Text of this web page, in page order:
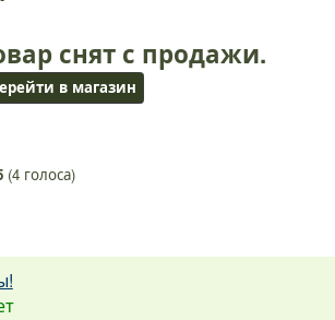
снят с продажи.
в магазин
(4голоса)